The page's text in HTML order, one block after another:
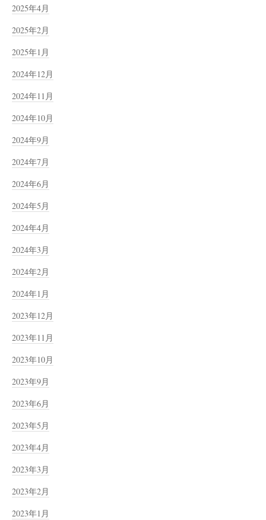
2025年4月
2025年2月
2025年1月
2024年12月
2024年11月
2024年10月
2024年9月
2024年7月
2024年6月
2024年5月
2024年4月
2024年3月
2024年2月
2024年1月
2023年12月
2023年11月
2023年10月
2023年9月
2023年6月
2023年5月
2023年4月
2023年3月
2023年2月
2023年1月